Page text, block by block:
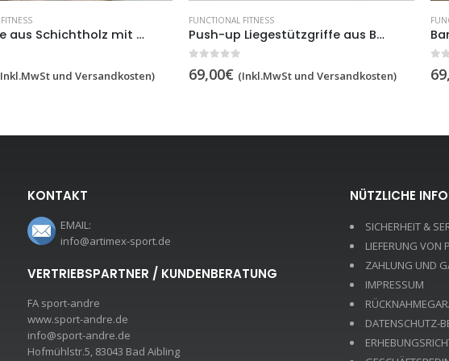
Push-up Liegestützgriffe aus Buchenholz, 1 Paar,Artikelnr.248/Paralletes
und Versandkosten)
FUNCTIONAL FITNESS
Band für Muskelbildung-Russische Gürtel,artikelnr 7530
69,00€ (Inkl.MwSt und Versandkosten)
KONTAKT
EMAIL:
info@artimex-sport.de
VERTRIEBSPARTNER / KUNDENBERATUNG
FA sport-andre
www.sport-andre.de
info@sport-andre.de
Hofmühlstr.5, 83043 Bad Aibling
NÜTZLICHE
SICHERHEIT &
LIEFERUNG VON
ZAHLUNG UND
IMPRESSUM
DATENSCHUTZ-